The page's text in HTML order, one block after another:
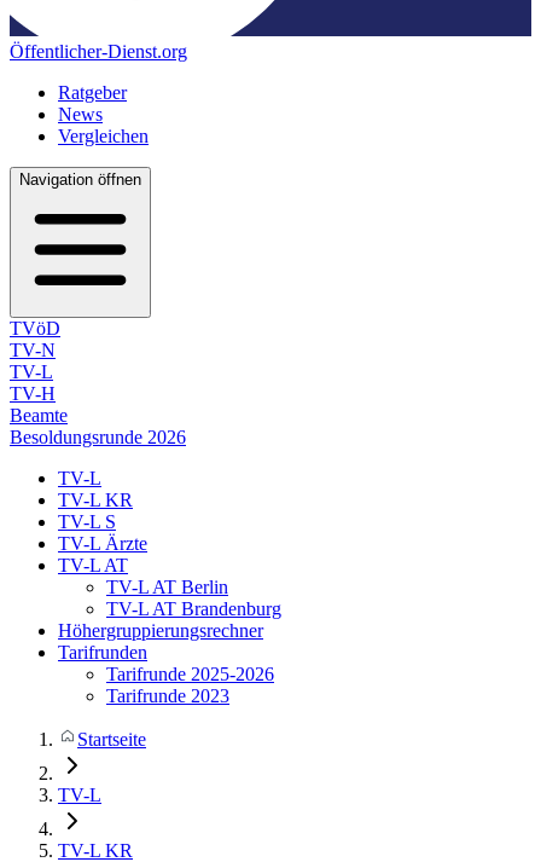
Öffentlicher-Dienst.org
Ratgeber
News
Vergleichen
Navigation öffnen
TVöD
TV-N
TV-L
TV-H
Beamte
Besoldungsrunde 2026
TV-L
TV-L KR
TV-L S
TV-L Ärzte
TV-L AT
TV-L AT Berlin
TV-L AT Brandenburg
Höhergruppierungsrechner
Tarifrunden
Tarifrunde 2025-2026
Tarifrunde 2023
Startseite
TV-L
TV-L KR